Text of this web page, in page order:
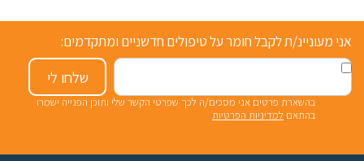
אני מעוניינ/ת לקבל חומר על טיפולים חדשניים ומתקדמים:
שלחו לי
בהשארת פרטים אני מסכים/ה לכך שפרטי הקשר שלי ותוכן הפנייה ישמרו
בהתאם למדיניות הפרטיות